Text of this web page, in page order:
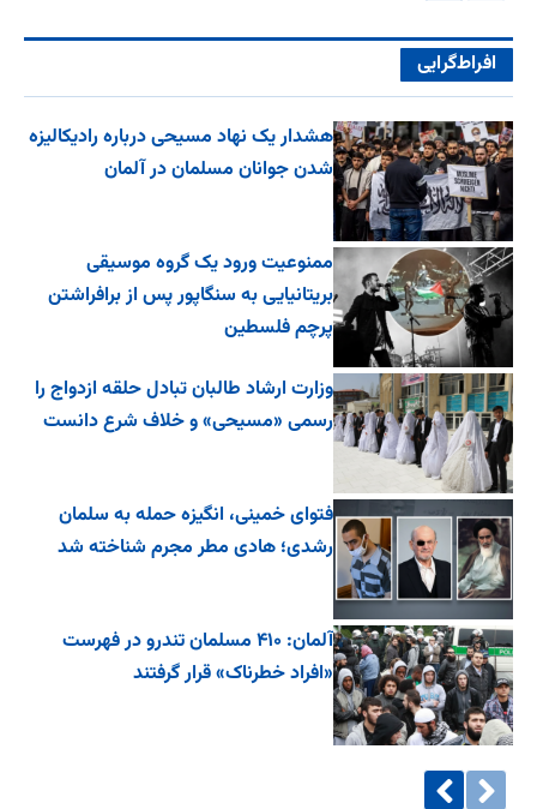
افراط‌گرایی
هشدار یک نهاد مسیحی درباره رادیکالیزه
شدن جوانان مسلمان در آلمان
ممنوعیت ورود یک گروه موسیقی
بریتانیایی به سنگاپور پس از برافراشتن
پرچم فلسطین
وزارت ارشاد طالبان تبادل حلقه ازدواج را
رسمی «مسیحی» و خلاف شرع دانست
فتوای خمینی، انگیزه حمله به سلمان
رشدی؛ هادی مطر مجرم شناخته شد
آلمان: ۴۱۰ مسلمان تندرو در فهرست
«افراد خطرناک» قرار گرفتند